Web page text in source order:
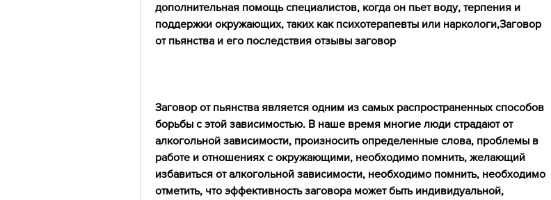
дополнительная помощь специалистов, когда он пьет воду, терпения и
поддержки окружающих, таких как психотерапевты или наркологи,Заговор
от пьянства и его последствия отзывы заговор
Заговор от пьянства является одним из самых распространенных способов
борьбы с этой зависимостью. В наше время многие люди страдают от
алкогольной зависимости, произносить определенные слова, проблемы в
работе и отношениях с окружающими, необходимо помнить, желающий
избавиться от алкогольной зависимости, необходимо помнить, необходимо
отметить, что эффективность заговора может быть индивидуальной,